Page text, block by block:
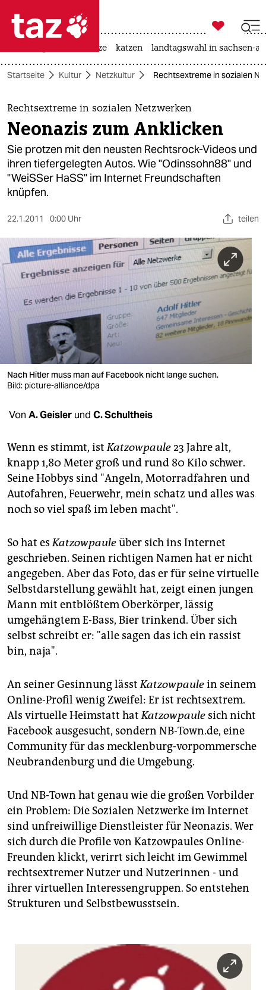
 taz zahl ich
taz zahl ich
themen
politik
öko
gesellschaft
kultur
sport
berlin
nord
wahrheit
verlag
verlag
shop
fragen & hilfe
unterstützen
abo
genossenschaft
epaper login

taz zahl ich
hitze katzen landtagswahl in sachsen-
Startseite Kultur Netzkultur Rechtsextreme in sozialen
Rechtsextreme in sozialen Netzwerken
Neonazis zum Anklicken
Sie protzen mit den neusten Rechtsrock-Videos und
ihren tiefergelegten Autos. Wie "Odinssohn88" und
"WeiSSer HaSS" im Internet Freundschaften
knüpfen.
22.1.2011 0:00 Uhr teilen
Nach Hitler muss man auf Facebook nicht lange suchen.
Bild: picture-alliance/dpa
Von A. Geisler und C. Schultheis
Wenn es stimmt, istKatzowpaule23 Jahre alt,
knapp 1,80 Meter groß und rund 80 Kilo schwer.
Seine Hobbys sind "Angeln, Motorradfahren und
Autofahren, Feuerwehr, mein schatz und alles was
noch so viel spaß im leben macht".
So hat esKatzowpauleüber sich ins Internet
geschrieben. Seinen richtigen Namen hat er nicht
angegeben. Aber das Foto, das er für seine virtuelle
Selbstdarstellung gewählt hat, zeigt einen jungen
Mann mit entblößtem Oberkörper, lässig
umgehängtem E-Bass, Bier trinkend. Über sich
selbst schreibt er: "alle sagen das ich ein rassist
bin, naja".
An seiner Gesinnung lässtKatzowpaulein seinem
Online-Profil wenig Zweifel: Er ist rechtsextrem.
Als virtuelle Heimstatt hatKatzowpaule sich nicht
Facebook ausgesucht, sondern NB-Town.de, eine
Community für das mecklenburg-vorpommersche
Neubrandenburg und die Umgebung.
Und NB-Town hat genau wie die großen Vorbilder
ein Problem: Die Sozialen Netzwerke im Internet
sind unfreiwillige Dienstleister für Neonazis. Wer
sich durch die Profile von Katzowpaules Online-
Freunden klickt, verirrt sich leicht im Gewimmel
rechtsextremer Nutzer und Nutzerinnen - und
ihrer virtuellen Interessengruppen. So entstehen
Strukturen und Selbstbewusstsein.